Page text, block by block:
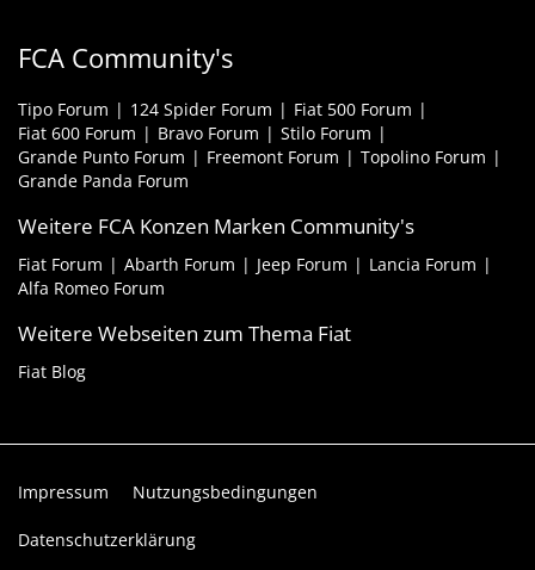
FCA Community's
Tipo Forum 124 Spider Forum
Fiat 500 Forum
Fiat 600 Forum
Bravo Forum
Stilo Forum
Grande Punto Forum
Freemont Forum
Topolino Forum
Grande Panda Forum
Weitere FCA Konzen Marken Community's
Fiat Forum Abarth Forum Jeep Forum
Lancia Forum
Alfa Romeo Forum
Weitere Webseiten zum Thema Fiat
Fiat Blog
Impressum Nutzungsbedingungen
Datenschutzerklärung